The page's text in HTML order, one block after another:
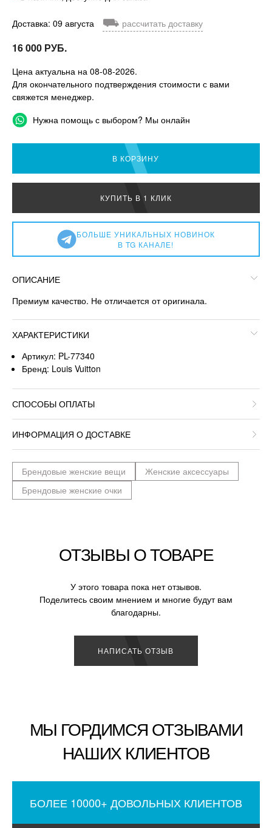
Доставка: 09 августа ⛟ рассчитать доставку
16 000 РУБ.
Цена актуальна на 08-08-2026.
Для окончательного подтверждения стоимости с вами
свяжется менеджер.
Нужна помощь с выбором? Мы онлайн
В КОРЗИНУ
КУПИТЬ В 1 КЛИК
БОЛЬШЕ УНИКАЛЬНЫХ НОВИНОК
В TG КАНАЛЕ!
ОПИСАНИЕ
Премиум качество. Не отличается от оригинала.
ХАРАКТЕРИСТИКИ
Артикул: PL-77340
Бренд: Louis Vuitton
СПОСОБЫ ОПЛАТЫ
ИНФОРМАЦИЯ О ДОСТАВКЕ
Брендовые женские вещи
Женские аксессуары
Брендовые женские очки
ОТЗЫВЫ О ТОВАРЕ
У этого товара пока нет отзывов.
Поделитесь своим мнением и многие будут вам
благодарны.
НАПИСАТЬ ОТЗЫВ
МЫ ГОРДИМСЯ ОТЗЫВАМИ
НАШИХ КЛИЕНТОВ
БОЛЕЕ 10000+ ДОВОЛЬНЫХ КЛИЕНТОВ